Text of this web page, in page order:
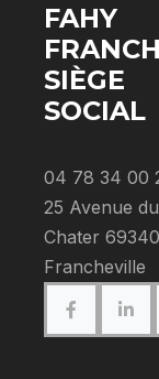
FAHY
SIÈGE
SOCIAL
04 78 34 00
25 Avenue du
Chater 69340
Francheville